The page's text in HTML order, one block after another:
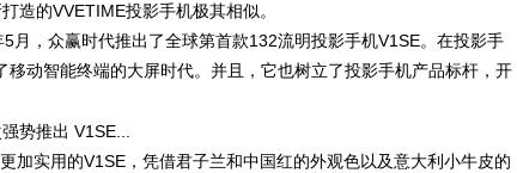
造的VVETIME投影手机极其相似。
月，众赢时代推出了全球第首款132流明投影手机V1SE。在投影手
动智能终端的大屏时代。并且，它也树立了投影手机产品标杆，开
加实用的V1SE，凭借君子兰和中国红的外观色以及意大利小牛皮的